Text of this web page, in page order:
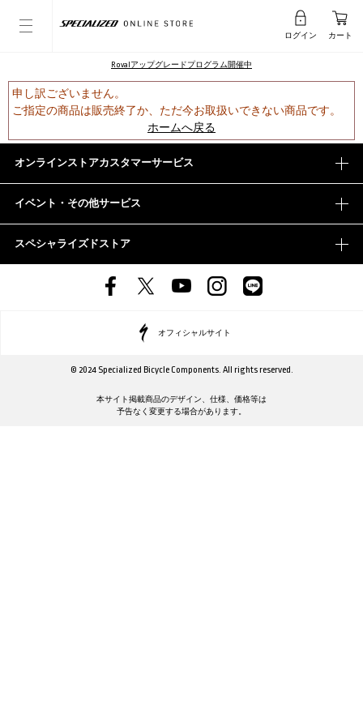
ログイン カート
Rovalアップグレードプログラム開催中
申し訳ございません。
ご指定の商品は販売終了か、ただ今お取扱いできない商品です。
ホームへ戻る
オンラインストアカスタマーサービス
イベント・その他サービス
スペシャライズドストア
オフィシャルサイト
© 2024 Specialized Bicycle Components. All rights reserved.
本サイト掲載商品のデザイン、仕様、価格等は
予告なく変更する場合があります。